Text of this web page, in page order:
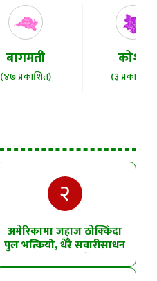
बागमती
(४७ प्रकाशित)
कोशी
(३ प्रकाशित)
२
अमेरिकामा जहाज ठोक्किँदा
पुल भत्कियो, धेरै सवारीसाधन